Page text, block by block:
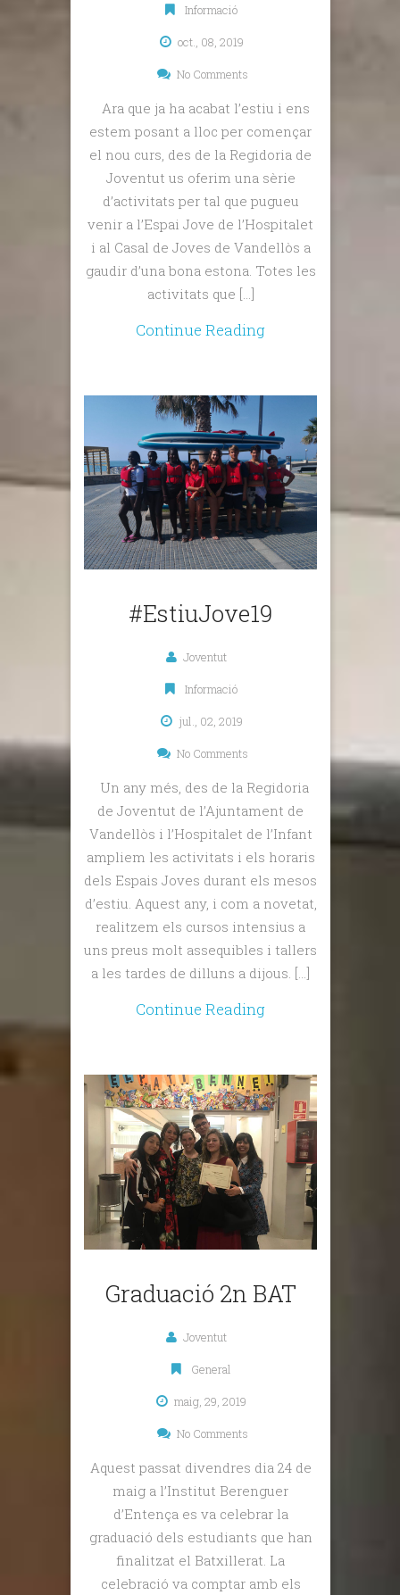
Informació
oct., 08, 2019
No Comments
Ara que ja ha acabat l’estiu i ens
estem posant a lloc per començar
el nou curs, des de la Regidoria de
Joventut us oferim una sèrie
d’activitats per tal que pugueu
venir a l’Espai Jove de l’Hospitalet
i al Casal de Joves de Vandellòs a
gaudir d’una bona estona. Totes les
activitats que […]
Continue Reading
#EstiuJove19
Joventut
Informació
jul., 02, 2019
No Comments
Un any més, des de la Regidoria
de Joventut de l’Ajuntament de
Vandellòs i l’Hospitalet de l’Infant
ampliem les activitats i els horaris
dels Espais Joves durant els mesos
d’estiu. Aquest any, i com a novetat,
realitzem els cursos intensius a
uns preus molt assequibles i tallers
a les tardes de dilluns a dijous. […]
Continue Reading
Graduació 2n BAT
Joventut
General
maig, 29, 2019
No Comments
Aquest passat divendres dia 24 de
maig a l’Institut Berenguer
d’Entença es va celebrar la
graduació dels estudiants que han
finalitzat el Batxillerat. La
celebració va comptar amb els